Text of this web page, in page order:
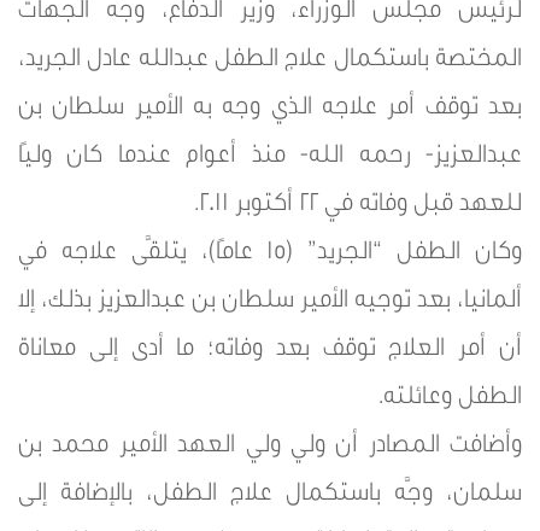
لرئيس مجلس الوزراء، وزير الدفاع، وجَّه الجهات
المختصة باستكمال علاج الطفل عبدالله عادل الجريد،
بعد توقف أمر علاجه الذي وجه به الأمير سلطان بن
عبدالعزيز- رحمه الله- منذ أعوام عندما كان وليًا
للعهد قبل وفاته في 22 أكتوبر 2011.
وكان الطفل “الجريد” (15 عامًا)، يتلقَّى علاجه في
ألمانيا، بعد توجيه الأمير سلطان بن عبدالعزيز بذلك، إلا
أن أمر العلاج توقف بعد وفاته؛ ما أدى إلى معاناة
الطفل وعائلته.
وأضافت المصادر أن ولي ولي العهد الأمير محمد بن
سلمان، وجَّه باستكمال علاج الطفل، بالإضافة إلى